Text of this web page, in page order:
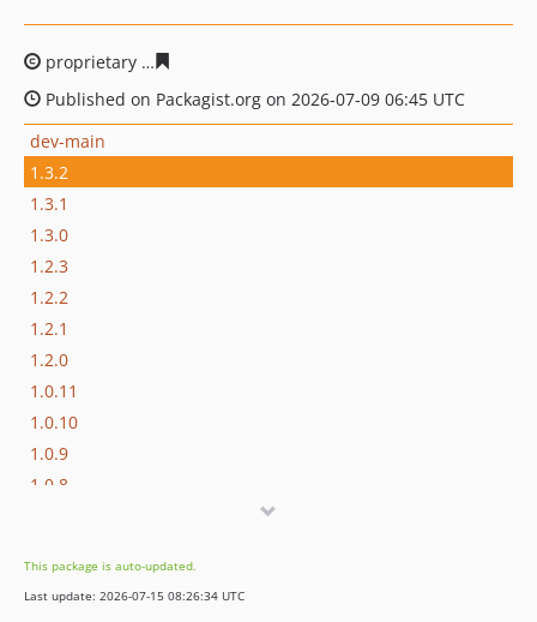
proprietary
Published on Packagist.org on 2026-07-09 06:45 UTC
dev-main
1.3.2
1.3.1
1.3.0
1.2.3
1.2.2
1.2.1
1.2.0
1.0.11
1.0.10
1.0.9
1.0.8
1.0.5
1.0.4
This package is auto-updated.
Last update: 2026-07-15 08:26:34 UTC